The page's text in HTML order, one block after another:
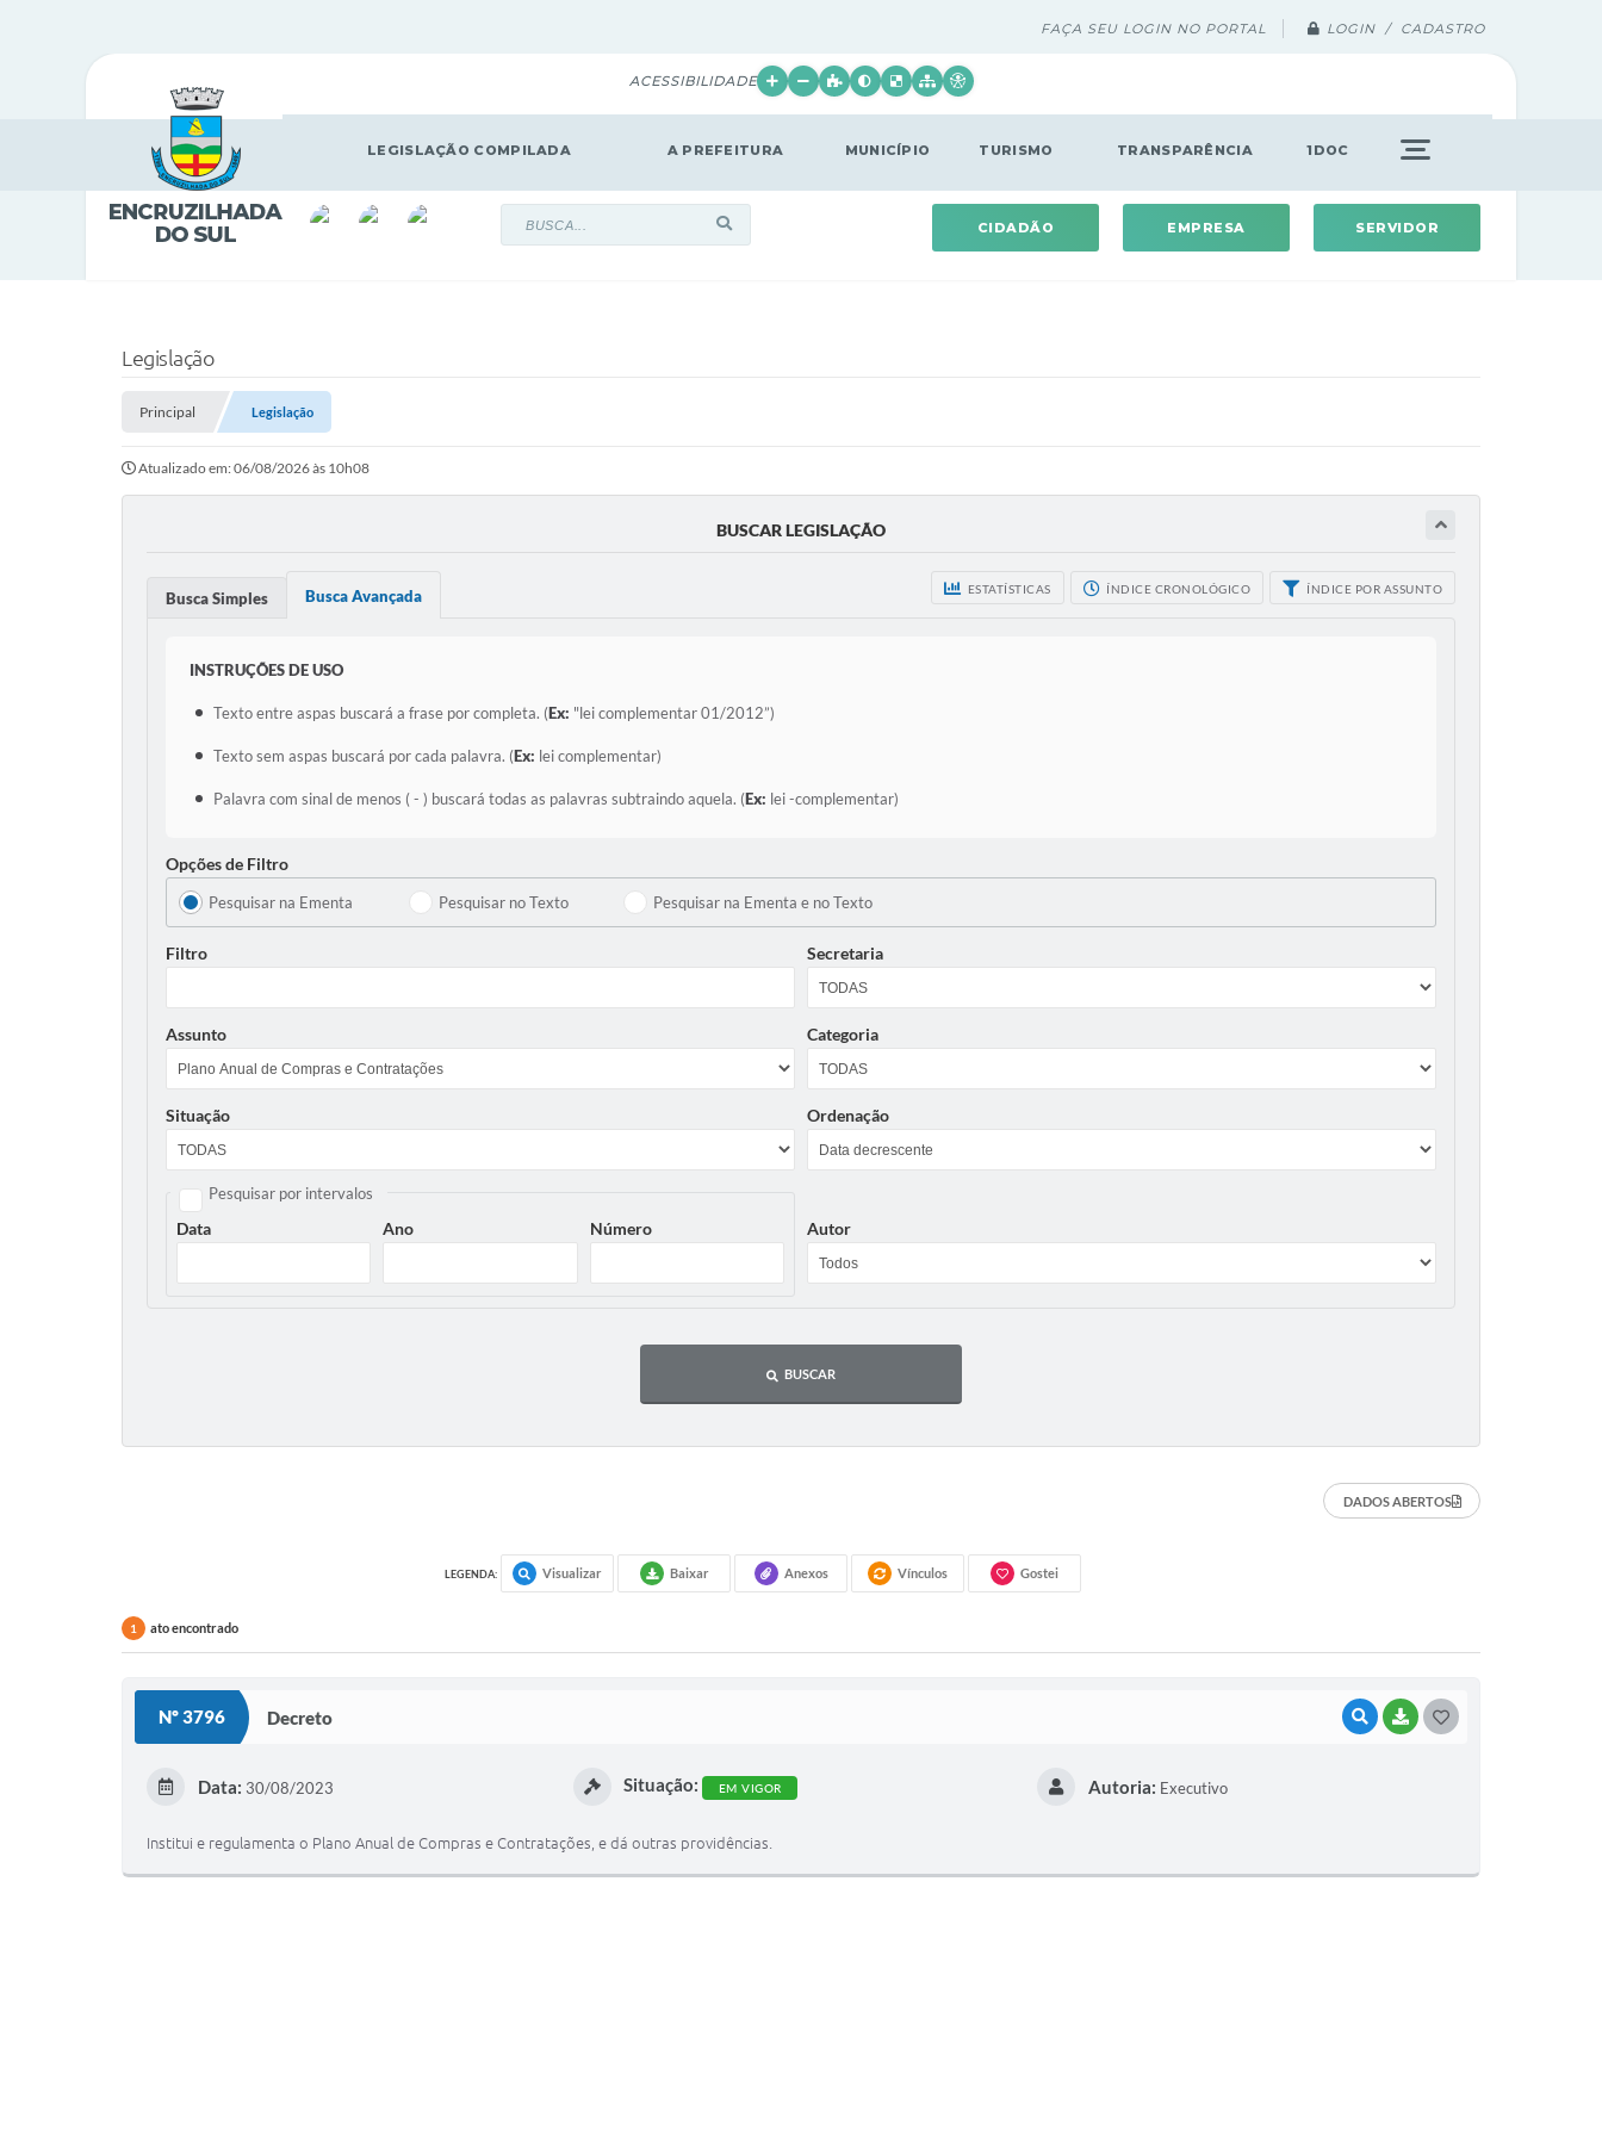
FAÇA SEU LOGIN NO PORTAL LOGIN / CADASTRO
ACESSIBILIDADE
LEGISLAÇÃO COMPILADA A PREFEITURA MUNICÍPIO TURISMO TRANSPARÊNCIA 1DOC
CIDADÃO EMPRESA SERVIDOR
Legislação
Principal Legislação
Atualizado em: 06/08/2026 às 10h08
BUSCAR LEGISLAÇÃO
ESTATÍSTICAS ÍNDICE CRONOLÓGICO ÍNDICE POR ASSUNTO
Busca Simples Busca Avançada
INSTRUÇÕES DE USO
Texto entre aspas buscará a frase por completa. (Ex: "lei complementar 01/2012”)
Texto sem aspas buscará por cada palavra. (Ex: lei complementar)
Palavra com sinal de menos ( - ) buscará todas as palavras subtraindo aquela. (Ex: lei -complementar)
Opções de Filtro
Pesquisar na Ementa Pesquisar no Texto Pesquisar na Ementa e no Texto
Filtro Secretaria
Assunto Categoria
Situação Ordenação
Pesquisar por intervalos
Data Ano Número Autor
BUSCAR
DADOS ABERTOS
LEGENDA: Visualizar Baixar Anexos Vínculos Gostei
1 ato encontrado
Nº 3796 Decreto VISUALIZAR
BAIXAR
Data: 30/08/2023 Situação: EM VIGOR Autoria: Executivo
Institui e regulamenta o Plano Anual de Compras e Contratações, e dá outras providências.